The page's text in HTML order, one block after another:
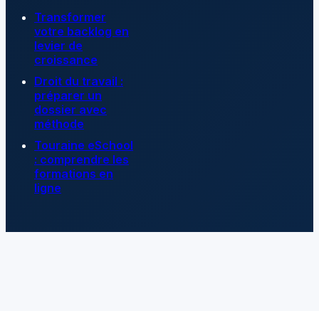
Transformer
votre backlog en
levier de
croissance
Droit du travail :
préparer un
dossier avec
méthode
Touraine eSchool
: comprendre les
formations en
ligne